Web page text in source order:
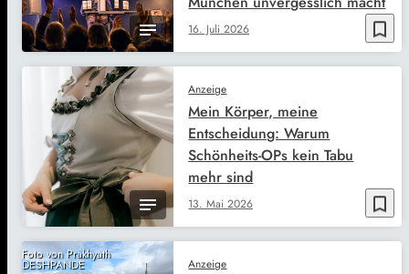
bookmark_border
16. Juli 2026
bookmark_border
Anzeige
13. Mai 2026
Mein Körper, meine
Entscheidung: Warum
Schönheits-OPs kein Tabu
mehr sind
Foto von Prakhyath
DESHPANDE Anzeige